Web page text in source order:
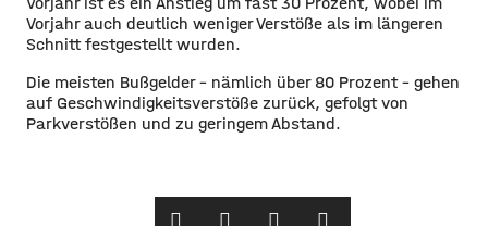
Vorjahr auch deutlich weniger Verstöße als im längeren
Schnitt festgestellt wurden.
Die meisten Bußgelder – nämlich über 80 Prozent – gehen
auf Geschwindigkeitsverstöße zurück, gefolgt von
Parkverstößen und zu geringem Abstand.